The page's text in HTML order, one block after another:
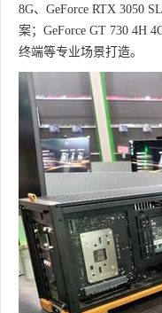
8G、GeForce RTX 3050
案；GeForce GT 730 4H
终端等专业场景打造。